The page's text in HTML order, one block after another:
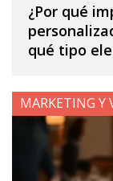
¿Por qué
qué tipo
MARKETING Y